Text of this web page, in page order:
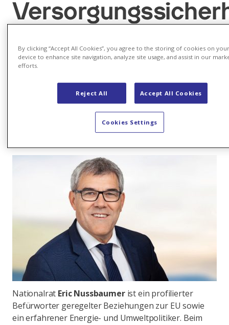
Podcast ganz einfach
aufs Handy
Nationalrat Eric Nussbaumerist ein profilierter
Befürworter geregelter Beziehungen zur EU sowie
ein erfahrener Energie- und Umweltpolitiker. Beim
By clicking “Accept All Cookies”, you agree to the storing of cookies on your
device to enhance site navigation, analyze site usage, and assist in our
efforts.
Reject All Accept All Cookies
Cookies Settings